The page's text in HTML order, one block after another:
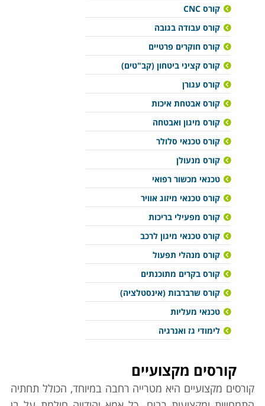
קורס CNC
קורס עבודה בגובה
קורס חוקרים פרטיים
קורס קציני ביטחון (קב"טים)
קורס עגורן
קורס אבטחת איכות
קורס מיגון ואבטחה
קורס טכנאי סלולר
קורס מנעולן
טכנאי מכשור רפואי
קורס טכנאי מיזוג אוויר
קורס מפעילי בריכות
קורס טכנאי מיגון לרכב
קורס מנהלי תפעול
קורס בקרים מתוכנתים
קורס שרברבות (אינסטלציה)
טכנאי מעליות
לימודי גז ואנרגיה
קורסים מקצועיים
קורסים מקצועיים היא מטרייה רחבה במיוחד, הכולל תחתיה